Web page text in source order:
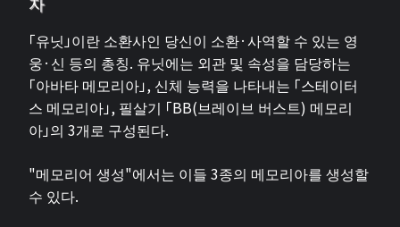
「유닛」이란 소환사인 당신이 소환·사역할 수 있는 영
웅·신 등의 총칭. 유닛에는 외관 및 속성을 담당하는
「아바타 메모리아」, 신체 능력을 나타내는 「스테이터
스 메모리아」, 필살기 「BB(브레이브 버스트) 메모리
아」의 3개로 구성된다.
"메모리어 생성"에서는 이들 3종의 메모리아를 생성할
수 있다.